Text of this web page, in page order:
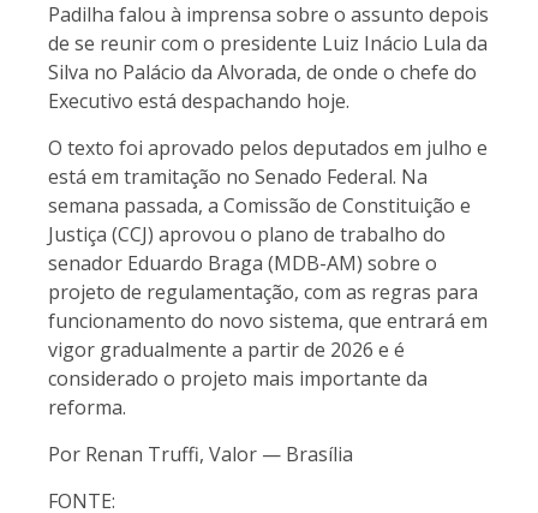
Padilha falou à imprensa sobre o assunto depois
de se reunir com o presidente Luiz Inácio Lula da
Silva no Palácio da Alvorada, de onde o chefe do
Executivo está despachando hoje.
O texto foi aprovado pelos deputados em julho e
está em tramitação no Senado Federal. Na
semana passada, a Comissão de Constituição e
Justiça (CCJ) aprovou o plano de trabalho do
senador Eduardo Braga (MDB-AM) sobre o
projeto de regulamentação, com as regras para
funcionamento do novo sistema, que entrará em
vigor gradualmente a partir de 2026 e é
considerado o projeto mais importante da
reforma.
Por Renan Truffi, Valor — Brasília
FONTE: